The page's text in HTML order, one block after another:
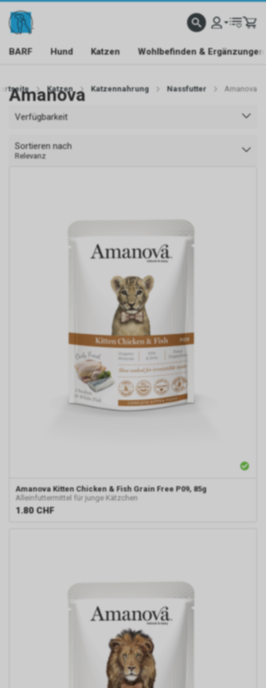
BARF Hund Katzen Wohlbefinden & Ergänzungen
Katzen Katzennahrung Nassfutter Amanova
Amanova
Verfügbarkeit
Sortieren nach
Relevanz
Amanova Kitten Chicken & Fish Grain Free P09, 85g
Alleinfuttermittel für junge Kätzchen
1.80 CHF